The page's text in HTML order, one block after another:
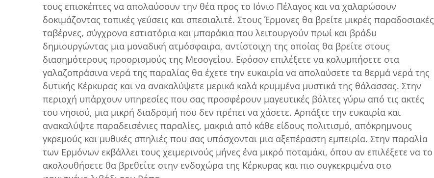
τους επισκέπτες να απολαύσουν την θέα προς το Ιόνιο Πέλαγος και να χαλαρώσουν
δοκιμάζοντας τοπικές γεύσεις και σπεσιαλιτέ. Στους Έρμονες θα βρείτε μικρές παραδοσιακές
ταβέρνες, σύγχρονα εστιατόρια και μπαράκια που λειτουργούν πρωί και βράδυ
δημιουργώντας μια μοναδική ατμόσφαιρα, αντίστοιχη της οποίας θα βρείτε στους
διασημότερους προορισμούς της Μεσογείου. Εφόσον επιλέξετε να κολυμπήσετε στα
γαλαζοπράσινα νερά της παραλίας θα έχετε την ευκαιρία να απολαύσετε τα θερμά νερά της
δυτικής Κέρκυρας και να ανακαλύψετε μερικά καλά κρυμμένα μυστικά της θάλασσας. Στην
περιοχή υπάρχουν υπηρεσίες που σας προσφέρουν μαγευτικές βόλτες γύρω από τις ακτές
του νησιού, μια μικρή διαδρομή που δεν πρέπει να χάσετε. Αρπάξτε την ευκαιρία και
ανακαλύψτε παραδεισένιες παραλίες, μακριά από κάθε είδους πολιτισμό, απόκρημνους
γκρεμούς και μυθικές σπηλιές που σας υπόσχονται μια αξεπέραστη εμπειρία. Στην παραλία
των Ερμόνων εκβάλλει τους χειμερινούς μήνες ένα μικρό ποταμάκι, όπου αν επιλέξετε να το
ακολουθήσετε θα βρεθείτε στην ενδοχώρα της Κέρκυρας και πιο συγκεκριμένα στο